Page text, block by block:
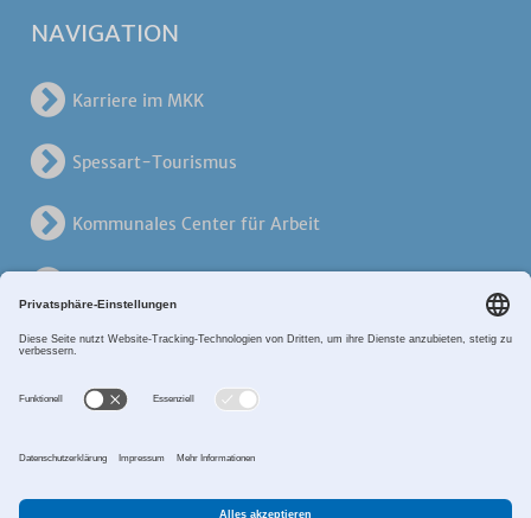
NAVIGATION
Karriere im MKK
Spessart-Tourismus
Kommunales Center für Arbeit
Alten- und Pflegezentren
Breitband MKK
Impressum